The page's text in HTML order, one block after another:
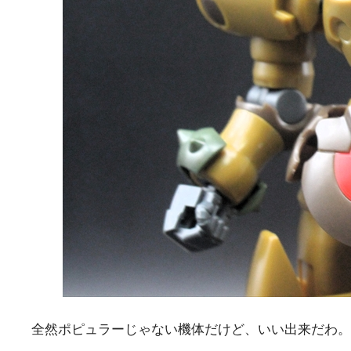
全然ポピュラーじゃない機体だけど、いい出来だわ